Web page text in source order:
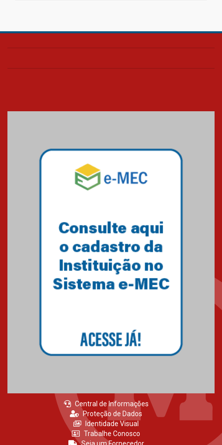
Central de Informações
Proteção de Dados
Identidade Visual
Trabalhe Conosco
Seja um Fornecedor